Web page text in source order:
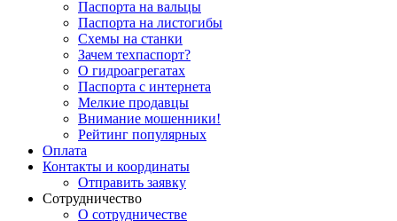
Паспорта на вальцы
Паспорта на листогибы
Схемы на станки
Зачем техпаспорт?
О гидроагрегатах
Паспорта с интернета
Мелкие продавцы
Внимание мошенники!
Рейтинг популярных
Оплата
Контакты и координаты
Отправить заявку
Сотрудничество
О сотрудничестве